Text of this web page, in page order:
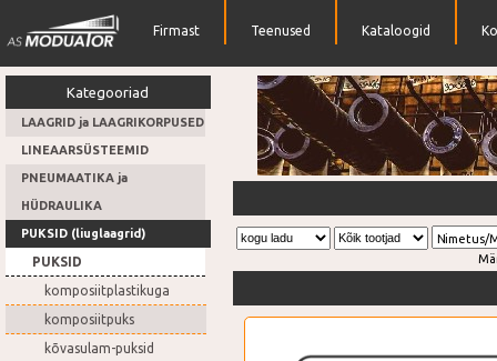
Firmast Teenused Kataloogid
Kategooriad
LAAGRID ja LAAGRIKORPUSED
LINEAARSÜSTEEMID
PNEUMAATIKA ja
HÜDRAULIKA
PUKSID (liuglaagrid)
PUKSID
komposiitplastikuga
komposiitpuks
kõvasulam-puksid
Nimetus/